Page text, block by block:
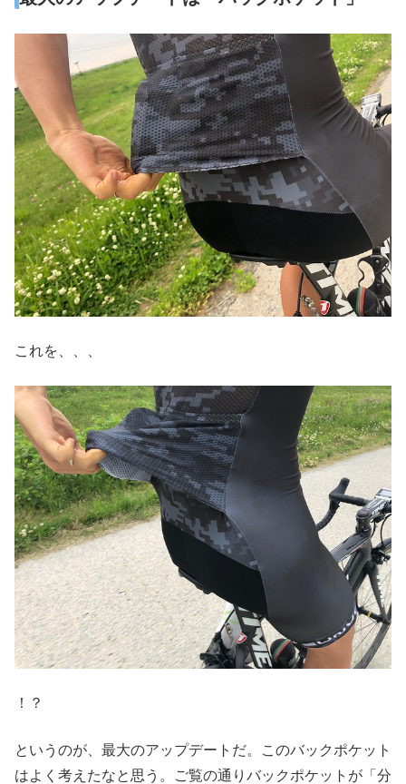
これを、、、
！？
というのが、最大のアップデートだ。このバックポケット
はよく考えたなと思う。ご覧の通りバックポケットが「分